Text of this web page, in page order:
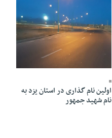
اولین نام گذاری در استان یزد به
نام شهید جمهور